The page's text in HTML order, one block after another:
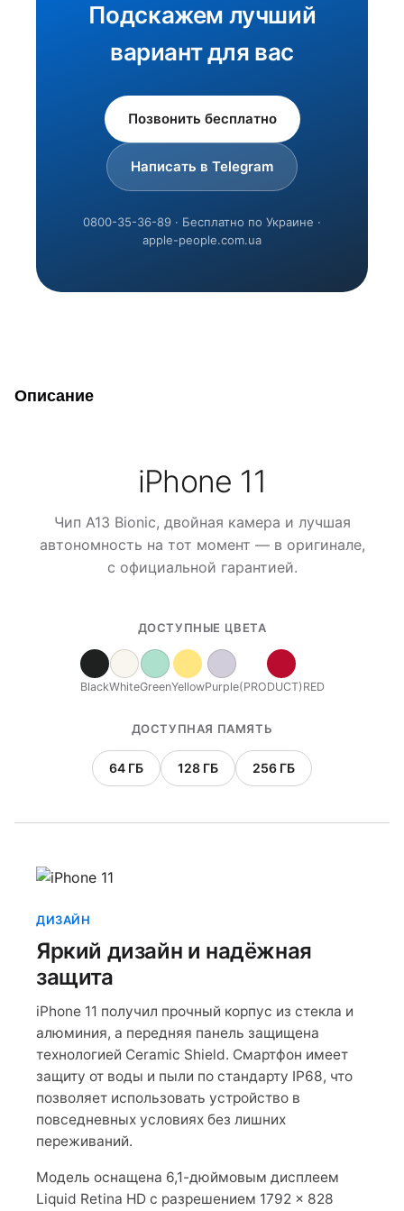
Подскажем лучший
вариант для вас
Позвонить бесплатно
Написать в Telegram
0800-35-36-89 · Бесплатно по Украине ·
apple-people.com.ua
Описание
iPhone 11
Чип A13 Bionic, двойная камера и лучшая
автономность на тот момент — в оригинале,
с официальной гарантией.
ДОСТУПНЫЕ ЦВЕТА
BlackWhiteGreenYellowPurple(PRODUCT)RED
ДОСТУПНАЯ ПАМЯТЬ
64 ГБ 128 ГБ 256 ГБ
ДИЗАЙН
Яркий дизайн и надёжная
защита
iPhone 11 получил прочный корпус из стекла и
алюминия, а передняя панель защищена
технологией Ceramic Shield. Смартфон имеет
защиту от воды и пыли по стандарту IP68, что
позволяет использовать устройство в
повседневных условиях без лишних
переживаний.
Модель оснащена 6,1-дюймовым дисплеем
Liquid Retina HD с разрешением 1792 × 828